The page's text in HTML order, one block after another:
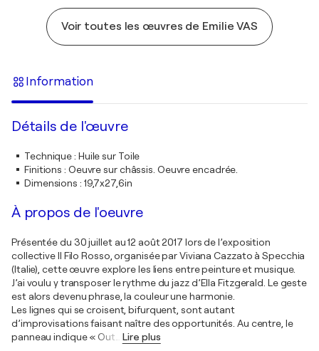
Voir toutes les œuvres de Emilie VAS
Information
Détails de l'œuvre
Technique: Huile sur Toile
Finitions : Oeuvre sur châssis. Oeuvre encadrée.
Dimensions : 19,7x27,6in
À propos de l'oeuvre
Présentée du 30 juillet au 12 août 2017 lors de l’exposition
collective Il Filo Rosso, organisée par Viviana Cazzato à Specchia
(Italie), cette œuvre explore les liens entre peinture et musique.
J’ai voulu y transposer le rythme du jazz d’Ella Fitzgerald. Le geste
est alors devenu phrase, la couleur une harmonie.
Les lignes qui se croisent, bifurquent, sont autant
d’improvisations faisant naître des opportunités. Au centre, le
panneau indique « Out
Lire plus